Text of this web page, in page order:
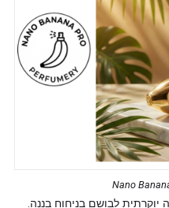
לבושם בניחוח בננה.